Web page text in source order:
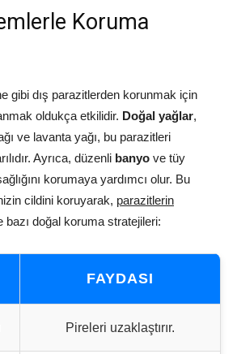
Koruma
gibi dış parazitlerden korunmak için
oldukça etkilidir. Doğal yağlar,
ve lavanta yağı, bu parazitleri
Ayrıca, düzenli banyo ve tüy
korumaya yardımcı olur. Bu
cildini koruyarak, parazitlerin
bazı doğal koruma stratejileri:
FAYDASI
Pireleri uzaklaştırır.